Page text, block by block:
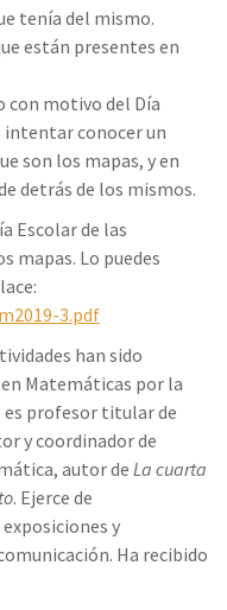
tenía del mismo.
están presentes en
con motivo del Día
intentar conocer un
son los mapas, y en
detrás de los mismos.
Escolar de las
mapas. Lo puedes
3.pdf
han sido
Matemáticas por la
es profesor titular de
y coordinador de
autor de La cuarta
. Ejerce de
y
Ha recibido